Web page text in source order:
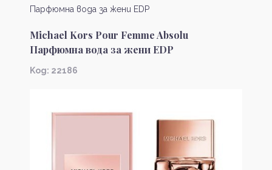
Парфюмна вода за жени EDP
Michael Kors Pour Femme Absolu
Парфюмна вода за жени EDP
Kод: 22186